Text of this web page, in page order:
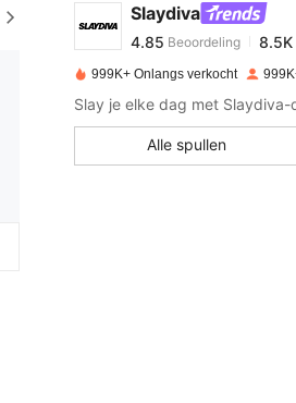
Slaydiva
4.85 Beoordeling 8.5K
s***ebetaalde1
999K+ Onlangs verkocht
Alle spullen